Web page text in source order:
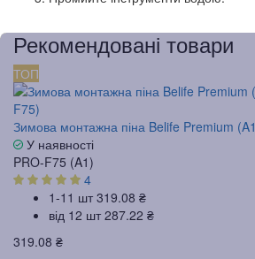
Рекомендовані товари
ТОП
Зимова монтажна піна Belife Premium
У наявності
PRO-F75 (A1)
4
1-11 шт 319.08 ₴
від 12 шт 287.22 ₴
319.08 ₴